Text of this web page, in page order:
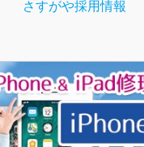
さすがや採用情報